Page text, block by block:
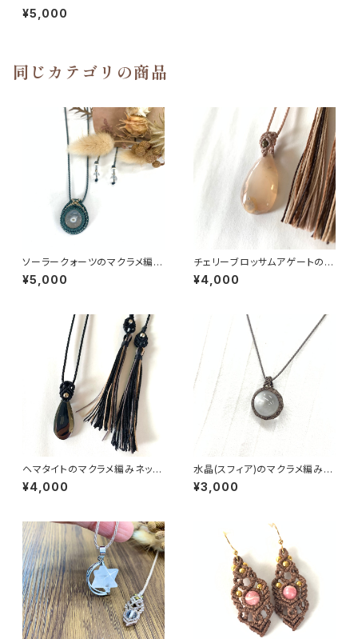
みネックレス
¥5,000
同じカテゴリの商品
ソーラークォーツのマクラメ編み
ネックレス
¥5,000
チェリーブロッサムアゲートのマ
クラメ編みネックレス
¥4,000
ヘマタイトのマクラメ編みネック
レス
¥4,000
水晶(スフィア)のマクラメ編みネ
ックレス
¥3,000